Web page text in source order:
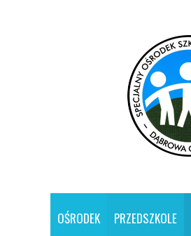
OŚRODEK PRZEDSZKOLE